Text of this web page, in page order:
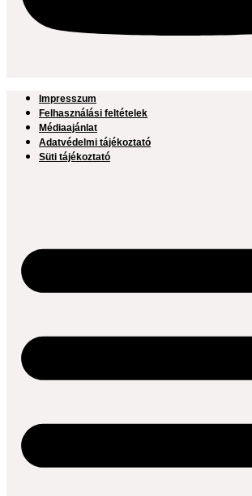
Impresszum
Felhasználási feltételek
Médiaajánlat
Adatvédelmi tájékoztató
Süti tájékoztató